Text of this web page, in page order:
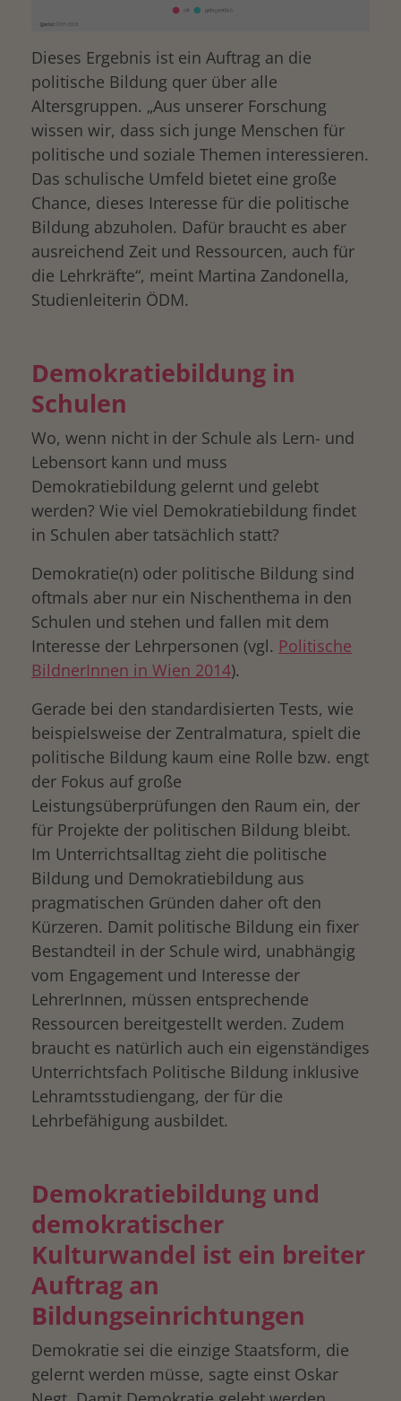
Dieses Ergebnis ist ein Auftrag an die
politische Bildung quer über alle
Altersgruppen. „Aus unserer Forschung
wissen wir, dass sich junge Menschen für
politische und soziale Themen interessieren.
Das schulische Umfeld bietet eine große
Chance, dieses Interesse für die politische
Bildung abzuholen. Dafür braucht es aber
ausreichend Zeit und Ressourcen, auch für
die Lehrkräfte“, meint Martina Zandonella,
Studienleiterin ÖDM.
Demokratiebildung in
Schulen
Wo, wenn nicht in der Schule als Lern- und
Lebensort kann und muss
Demokratiebildung gelernt und gelebt
werden? Wie viel Demokratiebildung findet
in Schulen aber tatsächlich statt?
Demokratie(n) oder politische Bildung sind
oftmals aber nur ein Nischenthema in den
Schulen und stehen und fallen mit dem
Interesse der Lehrpersonen (vgl. Politische
BildnerInnen in Wien 2014).
Gerade bei den standardisierten Tests, wie
beispielsweise der Zentralmatura, spielt die
politische Bildung kaum eine Rolle bzw. engt
der Fokus auf große
Leistungsüberprüfungen den Raum ein, der
für Projekte der politischen Bildung bleibt.
Im Unterrichtsalltag zieht die politische
Bildung und Demokratiebildung aus
pragmatischen Gründen daher oft den
Kürzeren. Damit politische Bildung ein fixer
Bestandteil in der Schule wird, unabhängig
vom Engagement und Interesse der
LehrerInnen, müssen entsprechende
Ressourcen bereitgestellt werden. Zudem
braucht es natürlich auch ein eigenständiges
Unterrichtsfach Politische Bildung inklusive
Lehramtsstudiengang, der für die
Lehrbefähigung ausbildet.
Demokratiebildung und
demokratischer
Kulturwandel ist ein breiter
Auftrag an
Bildungseinrichtungen
Demokratie sei die einzige Staatsform, die
gelernt werden müsse, sagte einst Oskar